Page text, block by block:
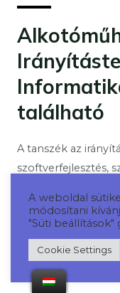
található
A tanszék az
szoftverfejlesztés,
számítógépes
látás,
informatika
Tudj Meg
A weboldal
módosítani
"Süti beállítások"
Cookie Settings